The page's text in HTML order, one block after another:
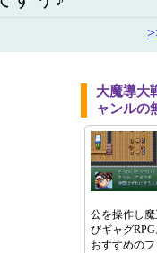
大魔導大
ャンルの
公を操作し
びギャグ
おすすめの